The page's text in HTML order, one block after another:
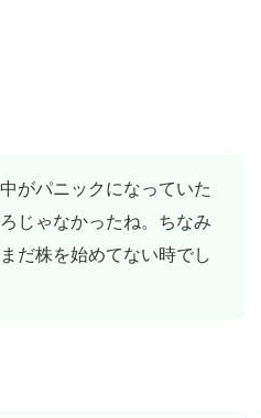
がパニックになっていた
じゃなかったね。ちなみ
だ株を始めてない時でし